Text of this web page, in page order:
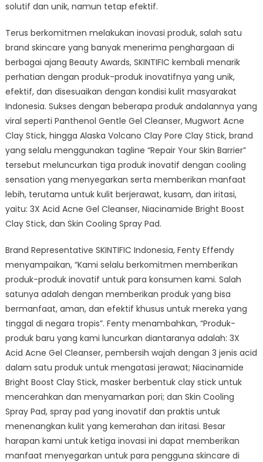
solutif dan unik, namun tetap efektif.
Terus berkomitmen melakukan inovasi produk, salah satu
brand skincare yang banyak menerima penghargaan di
berbagai ajang Beauty Awards, SKINTIFIC kembali menarik
perhatian dengan produk-produk inovatifnya yang unik,
efektif, dan disesuaikan dengan kondisi kulit masyarakat
Indonesia. Sukses dengan beberapa produk andalannya yang
viral seperti Panthenol Gentle Gel Cleanser, Mugwort Acne
Clay Stick, hingga Alaska Volcano Clay Pore Clay Stick, brand
yang selalu menggunakan tagline “Repair Your Skin Barrier”
tersebut meluncurkan tiga produk inovatif dengan cooling
sensation yang menyegarkan serta memberikan manfaat
lebih, terutama untuk kulit berjerawat, kusam, dan iritasi,
yaitu: 3X Acid Acne Gel Cleanser, Niacinamide Bright Boost
Clay Stick, dan Skin Cooling Spray Pad.
Brand Representative SKINTIFIC Indonesia, Fenty Effendy
menyampaikan, “Kami selalu berkomitmen memberikan
produk-produk inovatif untuk para konsumen kami. Salah
satunya adalah dengan memberikan produk yang bisa
bermanfaat, aman, dan efektif khusus untuk mereka yang
tinggal di negara tropis”. Fenty menambahkan, “Produk-
produk baru yang kami luncurkan diantaranya adalah: 3X
Acid Acne Gel Cleanser, pembersih wajah dengan 3 jenis acid
dalam satu produk untuk mengatasi jerawat; Niacinamide
Bright Boost Clay Stick, masker berbentuk clay stick untuk
mencerahkan dan menyamarkan pori; dan Skin Cooling
Spray Pad, spray pad yang inovatif dan praktis untuk
menenangkan kulit yang kemerahan dan iritasi. Besar
harapan kami untuk ketiga inovasi ini dapat memberikan
manfaat menyegarkan untuk para pengguna skincare di